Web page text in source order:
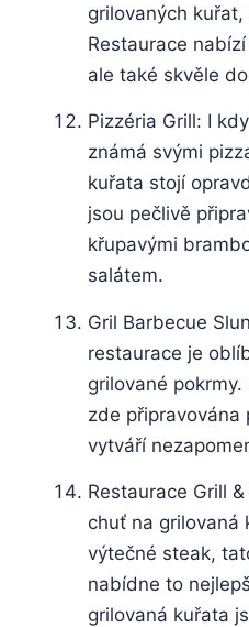
grilovaných
Restaurace
ale také skvěle
Pizzéria⁤ Grill: I
známá svými
kuřata stojí
jsou pečlivě
křupavými
salátem.
Gril ‌Barbecue
restaurace ⁤je
grilované⁣
zde připravována
vytváří
Restaurace ⁣Grill
chuť na grilovaná
výtečné‍ steak,
nabídne to
grilovaná kuřata